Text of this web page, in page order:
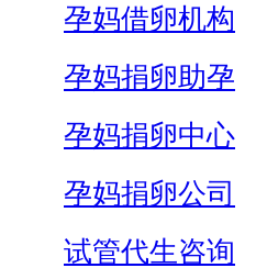
孕妈借卵机构
孕妈捐卵助孕
孕妈捐卵中心
孕妈捐卵公司
试管代生咨询